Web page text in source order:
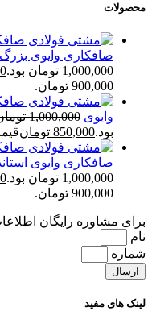
محصولات
صافکاری وایوی بزرگ
1,000,000 تومان بود.
900,000 تومان.
وایوی 1,000,000
بود.850,000 تومانقیمت
صافکاری وایوی
1,000,000 تومان بود.
900,000 تومان.
برای مشاوره رایگان
نام
شماره
ارسال
لینک های مفید